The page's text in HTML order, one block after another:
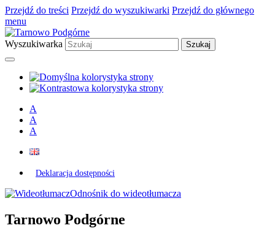
Przejdź do treści Przejdź do wyszukiwarki Przejdź do głównego
menu
Wyszukiwarka
A
A
A
Deklaracja dostępności
Odnośnik do wideotłumacza
Tarnowo Podgórne